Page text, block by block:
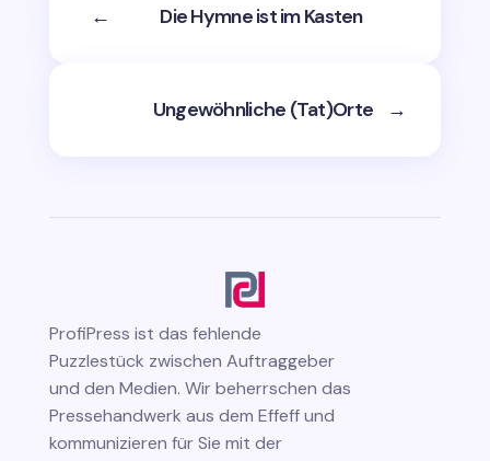
← Die Hymne ist im Kasten
Ungewöhnliche (Tat)Orte →
ProfiPress ist das fehlende
Puzzlestück zwischen Auftraggeber
und den Medien. Wir beherrschen das
Pressehandwerk aus dem Effeff und
kommunizieren für Sie mit der